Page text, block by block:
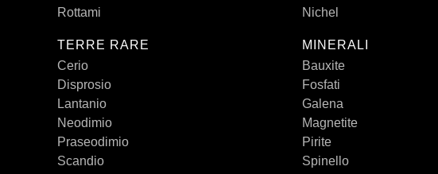
Rottami
TERRE RARE
Cerio
Disprosio
Lantanio
Neodimio
Praseodimio
Scandio
Nichel
MINERALI
Bauxite
Fosfati
Galena
Magnetite
Pirite
Spinello